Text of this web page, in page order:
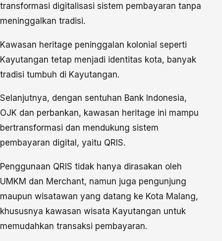
transformasi digitalisasi sistem pembayaran tanpa
meninggalkan tradisi.
Kawasan heritage peninggalan kolonial seperti
Kayutangan tetap menjadi identitas kota, banyak
tradisi tumbuh di Kayutangan.
Selanjutnya, dengan sentuhan Bank Indonesia,
OJK dan perbankan, kawasan heritage ini mampu
bertransformasi dan mendukung sistem
pembayaran digital, yaitu QRIS.
Penggunaan QRIS tidak hanya dirasakan oleh
UMKM dan Merchant, namun juga pengunjung
maupun wisatawan yang datang ke Kota Malang,
khususnya kawasan wisata Kayutangan untuk
memudahkan transaksi pembayaran.